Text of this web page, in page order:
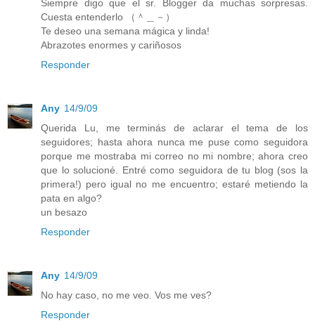
Siempre digo que el sr. Blogger da muchas sorpresas.
Cuesta entenderlo （＾＿－）
Te deseo una semana mágica y linda!
Abrazotes enormes y cariñosos
Responder
Any 14/9/09
Querida Lu, me terminás de aclarar el tema de los
seguidores; hasta ahora nunca me puse como seguidora
porque me mostraba mi correo no mi nombre; ahora creo
que lo solucioné. Entré como seguidora de tu blog (sos la
primera!) pero igual no me encuentro; estaré metiendo la
pata en algo?
un besazo
Responder
Any 14/9/09
No hay caso, no me veo. Vos me ves?
Responder